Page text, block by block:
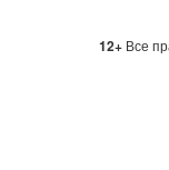
12+ Все